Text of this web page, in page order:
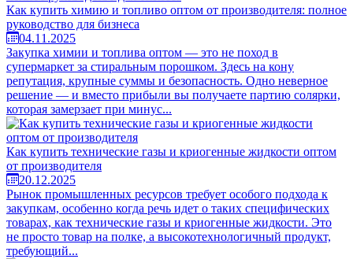
Как купить химию и топливо оптом от производителя: полное
руководство для бизнеса
04.11.2025
Закупка химии и топлива оптом — это не поход в
супермаркет за стиральным порошком. Здесь на кону
репутация, крупные суммы и безопасность. Одно неверное
решение — и вместо прибыли вы получаете партию солярки,
которая замерзает при минус...
Как купить технические газы и криогенные жидкости оптом
от производителя
20.12.2025
Рынок промышленных ресурсов требует особого подхода к
закупкам, особенно когда речь идет о таких специфических
товарах, как технические газы и криогенные жидкости. Это
не просто товар на полке, а высокотехнологичный продукт,
требующий...